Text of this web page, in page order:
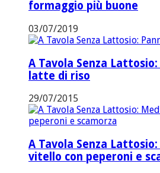
formaggio più buone
03/07/2019
A Tavola Senza
latte di riso
29/07/2015
A Tavola Senza
vitello con peperoni e